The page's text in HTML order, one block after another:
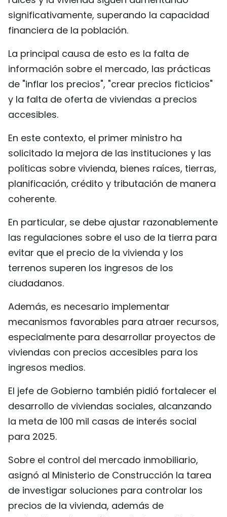
significativamente, superando la capacidad
financiera de la población.
La principal causa de esto es la falta de
información sobre el mercado, las prácticas
de "inflar los precios", "crear precios ficticios"
y la falta de oferta de viviendas a precios
accesibles.
En este contexto, el primer ministro ha
solicitado la mejora de las instituciones y las
políticas sobre vivienda, bienes raíces, tierras,
planificación, crédito y tributación de manera
coherente.
En particular, se debe ajustar razonablemente
las regulaciones sobre el uso de la tierra para
evitar que el precio de la vivienda y los
terrenos superen los ingresos de los
ciudadanos.
Además, es necesario implementar
mecanismos favorables para atraer recursos,
especialmente para desarrollar proyectos de
viviendas con precios accesibles para los
ingresos medios.
El jefe de Gobierno también pidió fortalecer el
desarrollo de viviendas sociales, alcanzando
la meta de 100 mil casas de interés social
para 2025.
Sobre el control del mercado inmobiliario,
asignó al Ministerio de Construcción la tarea
de investigar soluciones para controlar los
precios de la vivienda, además de